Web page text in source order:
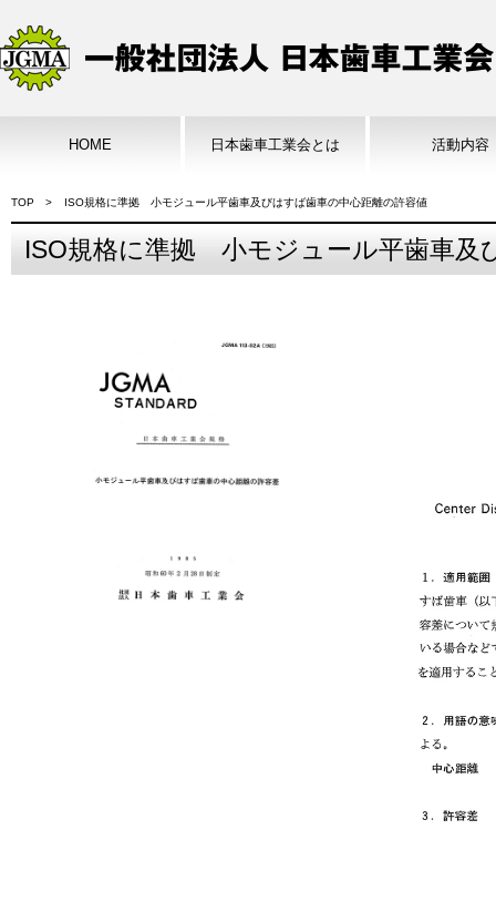
HOME 日本歯車工業会とは 活動内容
TOP ISO規格に準拠 小モジュール平歯車及びはすば歯車の中心距離の許容値
ISO規格に準拠 小モジュール平歯車及